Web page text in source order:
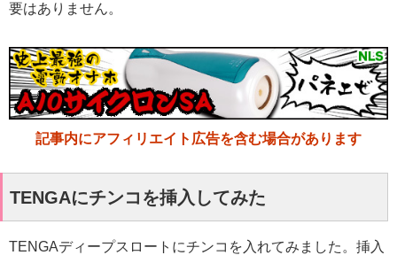
要はありません。
記事内にアフィリエイト広告を含む場合があります
TENGAにチンコを挿入してみた
TENGAディープスロートにチンコを入れてみました。挿入